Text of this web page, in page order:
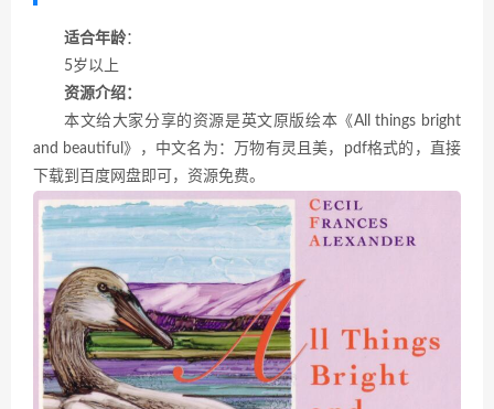
适合年龄：
5岁以上
资源介绍：
本文给大家分享的资源是英文原版绘本《All things bright
and beautiful》，中文名为：万物有灵且美，pdf格式的，直接
下载到百度网盘即可，资源免费。